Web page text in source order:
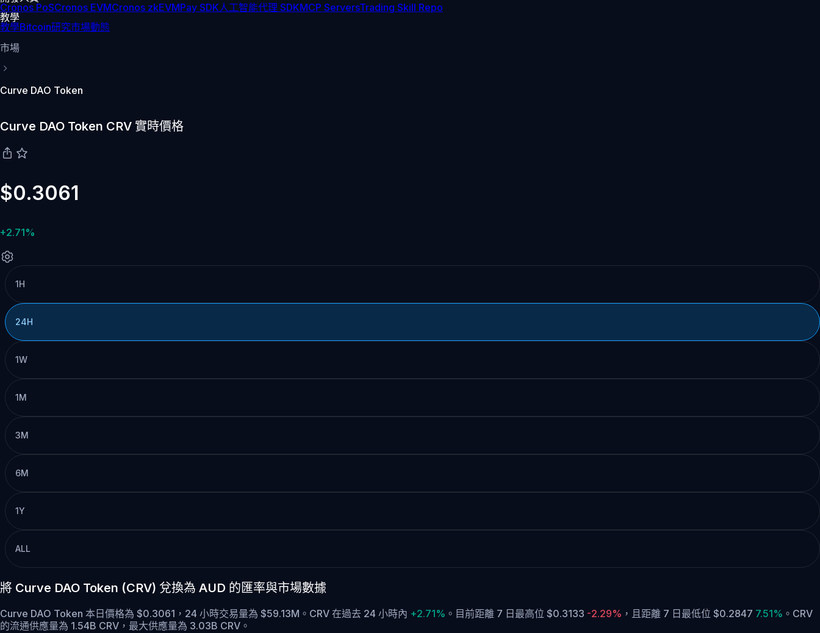
Cronos PoSCronos EVMCronos zkEVMPay SDK人工智能代理 SDKMCP ServersTrading Skill Repo
教學
教學Bitcoin研究市場動態
市場
Curve DAO Token
Curve DAO Token CRV 實時價格
$0.3061
+2.71%
1H
24H
1W
1M
3M
6M
1Y
ALL
將 Curve DAO Token (CRV) 兌換為 AUD 的匯率與市場數據
Curve DAO Token 本日價格為 $0.3061，24 小時交易量為 $59.13M。CRV 在過去 24 小時內 +2.71% 。 目前距離 7 日最高位 $0.3133 -2.29% ， 且距離 7 日最低位 $0.2847 7.51% 。 CRV
的流通供應量為 1.54B CRV，最大供應量為 3.03B CRV。